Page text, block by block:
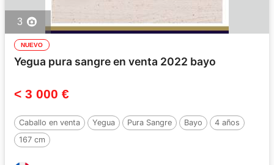
3
NUEVO
Yegua pura sangre en venta 2022 bayo
< 3 000 €
Caballo en venta Yegua Pura Sangre Bayo
4 años
167 cm